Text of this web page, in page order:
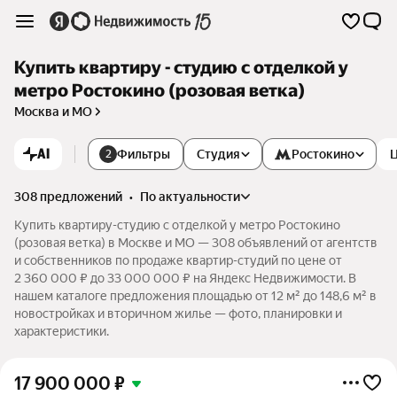
Купить квартиру - студию с отделкой у
метро Ростокино (розовая ветка)
Москва и МО
AI 2 Фильтры Студия Ростокино
308 предложений •
по актуальности
Купить квартиру-студию с отделкой у метро Ростокино
(розовая ветка) в Москве и МО — 308 объявлений от агентств
и собственников по продаже квартир-студий по цене от
2 360 000 ₽ до 33 000 000 ₽ на Яндекс Недвижимости. В
нашем каталоге предложения площадью от 12 м² до 148,6 м² в
новостройках и вторичном жилье — фото, планировки и
характеристики.
17 900 000 ₽